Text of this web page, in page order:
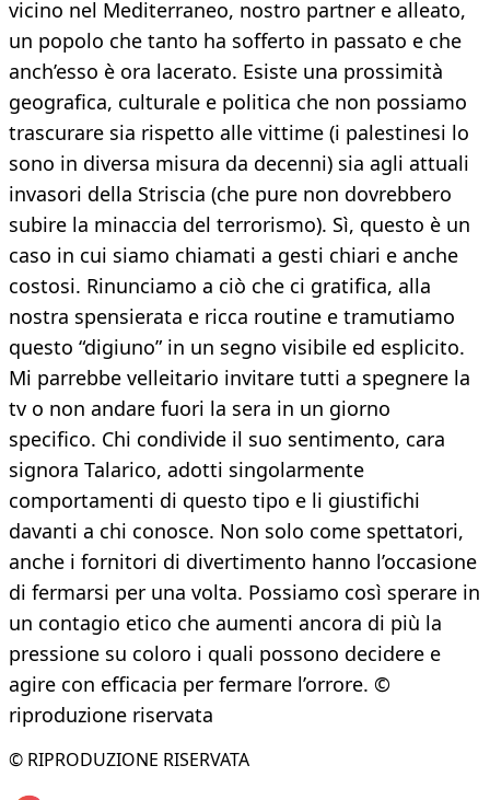
vicino nel Mediterraneo, nostro partner e alleato,
un popolo che tanto ha sofferto in passato e che
anch’esso è ora lacerato. Esiste una prossimità
geografica, culturale e politica che non possiamo
trascurare sia rispetto alle vittime (i palestinesi lo
sono in diversa misura da decenni) sia agli attuali
invasori della Striscia (che pure non dovrebbero
subire la minaccia del terrorismo). Sì, questo è un
caso in cui siamo chiamati a gesti chiari e anche
costosi. Rinunciamo a ciò che ci gratifica, alla
nostra spensierata e ricca routine e tramutiamo
questo “digiuno” in un segno visibile ed esplicito.
Mi parrebbe velleitario invitare tutti a spegnere la
tv o non andare fuori la sera in un giorno
specifico. Chi condivide il suo sentimento, cara
signora Talarico, adotti singolarmente
comportamenti di questo tipo e li giustifichi
davanti a chi conosce. Non solo come spettatori,
anche i fornitori di divertimento hanno l’occasione
di fermarsi per una volta. Possiamo così sperare in
un contagio etico che aumenti ancora di più la
pressione su coloro i quali possono decidere e
agire con efficacia per fermare l’orrore. ©
riproduzione riservata
© RIPRODUZIONE RISERVATA